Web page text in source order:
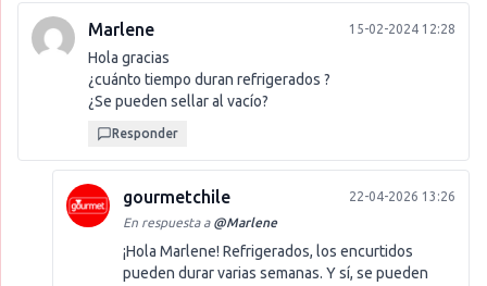
Marlene 15-02-2024 12:28
Hola gracias
¿cuánto tiempo duran refrigerados ?
¿Se pueden sellar al vacío?
Responder
gourmetchile
22-04-2026 13:26
En respuesta a @Marlene
¡Hola Marlene! Refrigerados, los encurtidos
pueden durar varias semanas. Y sí, se pueden